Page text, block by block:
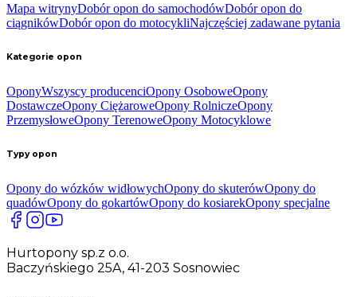
Mapa witrynyDobór opon do samochodówDobór opon do
ciągnikówDobór opon do motocykliNajczęściej zadawane pytania
Kategorie opon
OponyWszyscy producenciOpony OsoboweOpony
DostawczeOpony CiężaroweOpony RolniczeOpony
PrzemysłoweOpony TerenoweOpony Motocyklowe
Typy opon
Opony do wózków widłowychOpony do skuterówOpony do
quadówOpony do gokartówOpony do kosiarekOpony specjalne
Hurtopony sp.z o.o.
Baczyńskiego 25A, 41-203 Sosnowiec